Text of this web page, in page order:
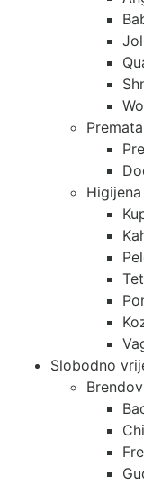
Higijena
Slobodno